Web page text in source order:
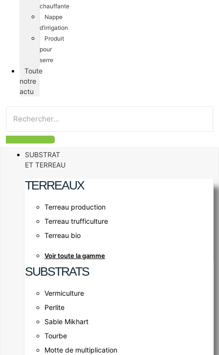
chauffante
Nappe
d’irrigation
Produit
pour
serre
Toute
notre
actu
SUBSTRAT
ET TERREAU
TERREAUX
Terreau production
Terreau trufficulture
Terreau bio
Voir toute la gamme
SUBSTRATS
Vermiculture
Perlite
Sable Mikhart
Tourbe
Motte de multiplication